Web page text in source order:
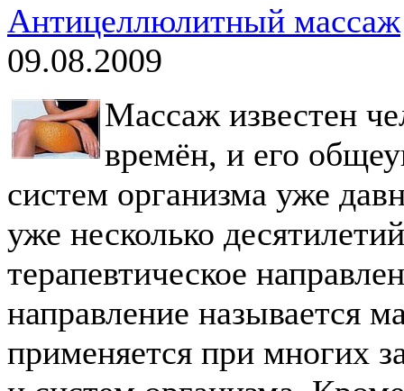
Антицеллюлитный массаж
09.08.2009
Массаж известен
времён, и его
систем организма уже
уже несколько
терапевтическое
направление называется
применяется при многих